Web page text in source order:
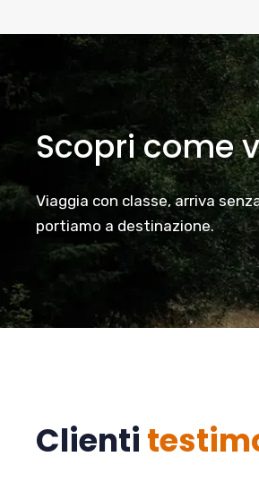
Scopri come
Viaggia con classe, arriva
portiamo a destinazione.
Clienti